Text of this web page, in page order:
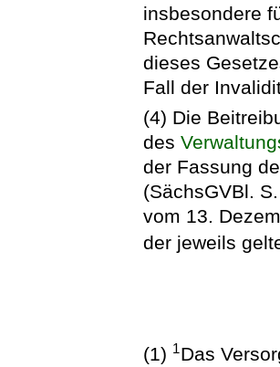
insbesondere
dieses
Fall der
(4) Die
des
der Fassung
(SächsGVBl.
vom 13.
der jeweils
(1) 1Das